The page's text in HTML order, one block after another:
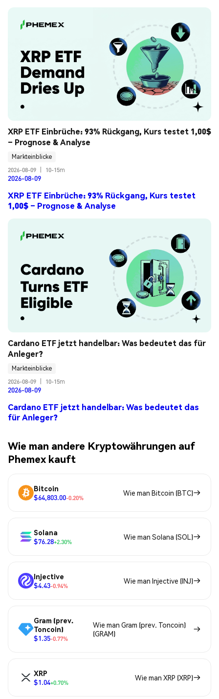
XRP ETF Einbrüche: 93% Rückgang, Kurs testet 1,00$
– Prognose & Analyse
Markteinblicke
2026-08-09
10-15m
2026-08-09
XRP ETF Einbrüche: 93% Rückgang, Kurs testet
1,00$ – Prognose & Analyse
Cardano ETF jetzt handelbar: Was bedeutet das für
Anleger?
Markteinblicke
2026-08-09
10-15m
2026-08-09
Cardano ETF jetzt handelbar: Was bedeutet das
für Anleger?
Wie man andere Kryptowährungen auf
Phemex kauft
Bitcoin
$64,803.00-0.20%
Wie man Bitcoin (BTC)
Solana
$76.28+2.30%
Wie man Solana (SOL)
Injective
$4.43-0.94%
Wie man Injective (INJ)
Gram (prev.
Toncoin)
$1.35-0.77%
Wie man Gram (prev. Toncoin)
(GRAM)
XRP
$1.04+0.70%
Wie man XRP (XRP)